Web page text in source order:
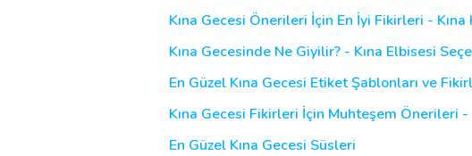
Kına Gecesi Önerileri İçin En İyi Fikirleri - Kına
Kına Gecesinde Ne Giyilir? - Kına Elbisesi
En Güzel Kına Gecesi Etiket Şablonları ve
Kına Gecesi Fikirleri İçin Muhteşem Önerileri -
En Güzel Kına Gecesi Süsleri